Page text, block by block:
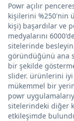
Powr açılır
kişilerini %250'nin
kişi) başardılar ve
medyalarını
sitelerinde
göründüğünü ana
bir şekilde
slider. ürünlerini
mükemmel bir
powr
sitelerindeki diğer
etkileşimde